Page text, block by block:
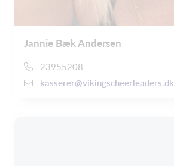
Jannie Bæk Andersen
23955208
kasserer@vikingscheerleaders.dk